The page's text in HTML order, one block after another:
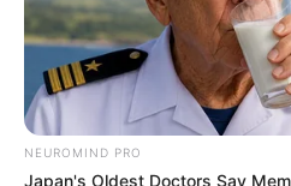
6 เม.ย. 2017
NEUROMIND PRO
Japan's Oldest Doctors Say